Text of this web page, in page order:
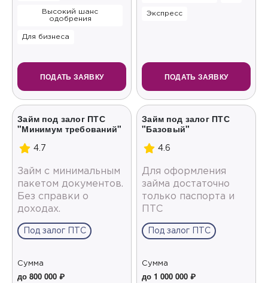
Высокий шанс
одобрения
Для бизнеса
ПОДАТЬ ЗАЯВКУ
Экспресс
ПОДАТЬ ЗАЯВКУ
Займ под залог ПТС
"Минимум требований"
4.7
Займ с минимальным
пакетом документов.
Без справки о
доходах.
Под залог ПТС
Сумма
до 800 000 ₽
Займ под залог ПТС
"Базовый"
4.6
Для оформления
займа достаточно
только паспорта и
ПТС
Под залог ПТС
Сумма
до 1 000 000 ₽